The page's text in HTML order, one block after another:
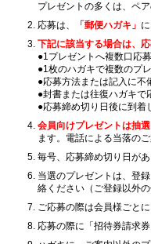
プレゼントの多くは、ペ
応募は、
「郵便ハガキ」
下記に該当する場合は、応
●1プレゼントへ複数口応募
●1枚のハガキで複数のプ
●応募方法または記入に不
●封書または往復ハガキで
●応募締め切り日後に到着
会員向けプレゼントは抽選
ます。電話による当落の
毎号、応募締め切り日があ
当選のプレゼントは、登
絡ください（ご登録以外
ご応募の際は会員様ごと
応募の際に「招待券請求